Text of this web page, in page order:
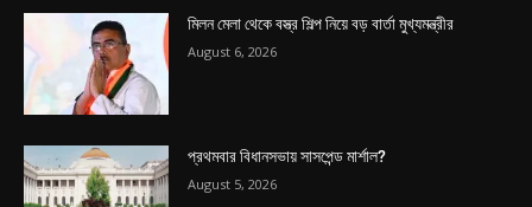
মিলন মেলা থেকে বস্ত্র শিল্প নিয়ে বড় বার্তা মুখ্যমন্ত্রীর
August 6, 2026
প্রথমবার বিধানসভায় সাসপেন্ড মার্শাল?
August 5, 2026